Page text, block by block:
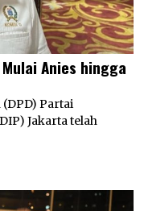
Anies hingga
Partai
Jakarta telah